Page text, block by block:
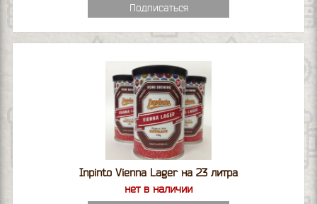
Подписаться
Inpinto Vienna Lager на 23 литра
нет в наличии